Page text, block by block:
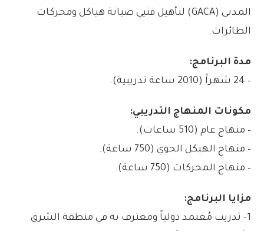
المدني (GACA) لتأهيل فنيي صيانة هياكل ومحركات
الطائرات.
مدة البرنامج:
– 24 شهراً (2010 ساعة تدريبية).
مكونات المنهاج التدريبي:
– منهاج عام (510 ساعات).
– منهاج الهيكل الجوي (750 ساعة).
– منهاج المحركات (750 ساعة).
مزايا البرنامج:
1- تدريب مُعتمد دولياً ومعترف به في منطقة الشرق